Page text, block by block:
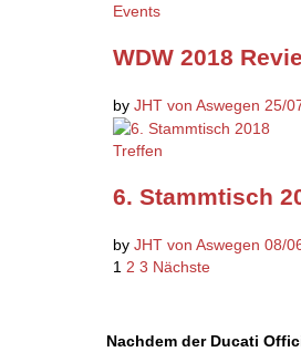
Events
WDW 2018
by JHT von Aswegen 25/
Treffen
6. Stammtisch
by JHT von Aswegen 08/
Beiträge
1 2 3 Nächste
Nachdem der Ducati